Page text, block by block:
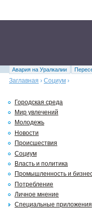
Авария на Уралкалии
Заглавная › Социум ›
Городская среда
Мир увлечений
Молодежь
Новости
Происшествия
Социум
Власть и политика
Промышленность и
Потребление
Личное мнение
Специальные приложения